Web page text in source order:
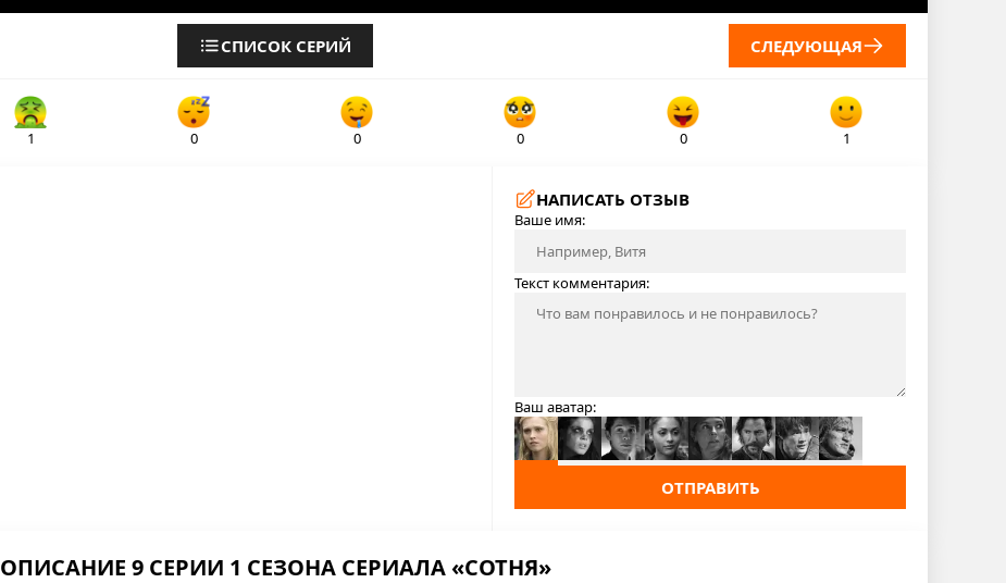
СПИСОК СЕРИЙ СЛЕДУЮЩАЯ
1 0 0 0 0 1
НАПИСАТЬ ОТЗЫВ
Ваше имя:
Текст комментария:
Ваш аватар:
ОТПРАВИТЬ
ОПИСАНИЕ 9 СЕРИИ 1 СЕЗОНА СЕРИАЛА «СОТНЯ»